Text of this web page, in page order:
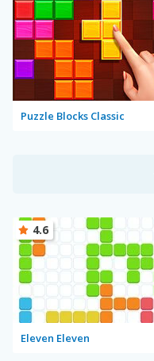
Puzzle Blocks Classic
Eleven Eleven
4.6